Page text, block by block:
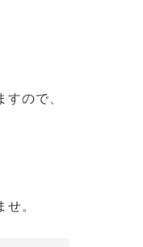
すので、
せ。